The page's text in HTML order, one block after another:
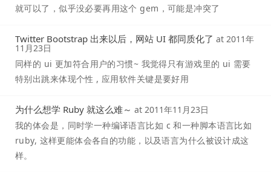
就可以了，似乎没必要再用这个 gem，可能是冲突了
Twitter Bootstrap 出来以后，网站 UI 都同质化了 at 2011年
11月23日
同样的 ui 更加符合用户的习惯~ 我觉得只有游戏里的 ui 需要
特别出跳来体现个性 , 应用软件关键是要好用
为什么想学 Ruby 就这么难～ at 2011年11月23日
我的体会是，同时学一种编译语言比如 c 和一种脚本语言比如
ruby, 这样更能体会各自的功能，以及语言为什么被设计成这
样。